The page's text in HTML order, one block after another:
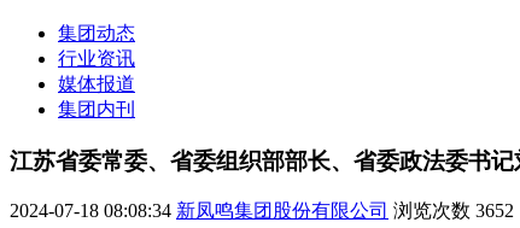
集团动态
行业资讯
媒体报道
集团内刊
江苏省委常委、省委组织部部长、省委政法委书
2024-07-18 08:08:34 新凤鸣集团股份有限公司 浏览次数 3652